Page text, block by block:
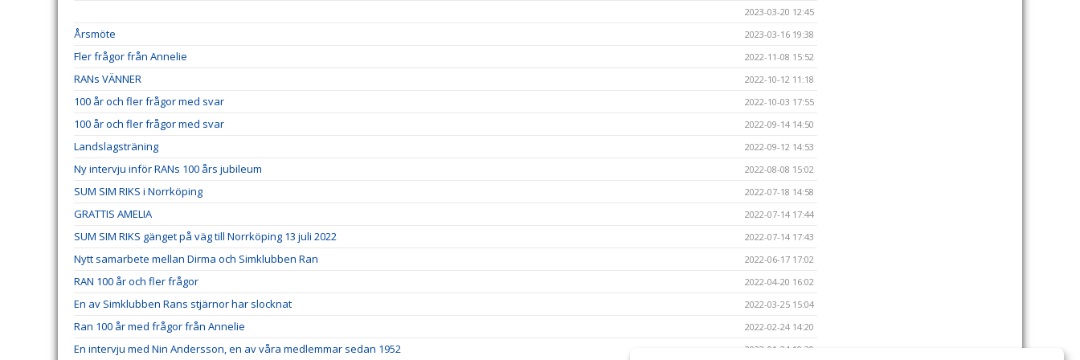
2023-03-20 12:45
Årsmöte 2023-03-16 19:38
Fler frågor från Annelie 2022-11-08 15:52
RANs VÄNNER 2022-10-12 11:18
100 år och fler frågor med svar 2022-10-03 17:55
100 år och fler frågor med svar 2022-09-14 14:50
Landslagsträning 2022-09-12 14:53
Ny intervju inför RANs 100 års jubileum 2022-08-08 15:02
SUM SIM RIKS i Norrköping 2022-07-18 14:58
GRATTIS AMELIA 2022-07-14 17:44
SUM SIM RIKS gänget på väg till Norrköping 13 juli 2022 2022-07-14 17:43
Nytt samarbete mellan Dirma och Simklubben Ran 2022-06-17 17:02
RAN 100 år och fler frågor 2022-04-20 16:02
En av Simklubben Rans stjärnor har slocknat 2022-03-25 15:04
Ran 100 år med frågor från Annelie 2022-02-24 14:20
En intervju med Nin Andersson, en av våra medlemmar sedan 1952 2022-01-24 10:30